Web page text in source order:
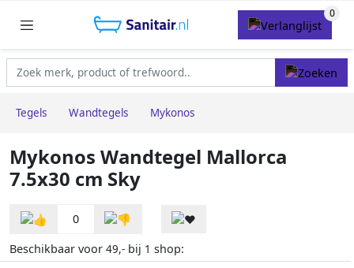
Tegels Wandtegels Mykonos
Mykonos Wandtegel Mallorca
7.5x30 cm Sky
0
Beschikbaar voor 49,- bij 1 shop: